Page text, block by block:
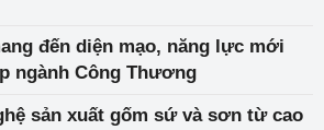
đến diện mạo, năng lực mới
ngành Công Thương
sản xuất gốm sứ và sơn từ cao